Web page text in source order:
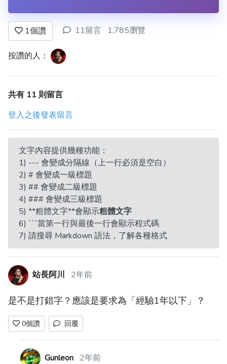
1個讚 11留言 1,785瀏覽
按讚的人：
共有 11 則留言
登入之後發表留言
文字內容提供幾種功能：
1) --- 會變成分隔線（上一行必須是空白）
2) # 會變成一級標題
3) ## 會變成二級標題
4) ### 會變成三級標題
5) **粗體文字**會顯示粗體文字
6) ```當第一行與最後一行會顯示程式碼
7) 請搜尋 Markdown 語法，了解各種格式
站長阿川 2年前
是不是打錯字？應該是要求為「經驗1年以下」？
0個讚 回覆
Gunleon 2年前